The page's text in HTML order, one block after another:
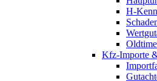
H-
Kfz-Importe